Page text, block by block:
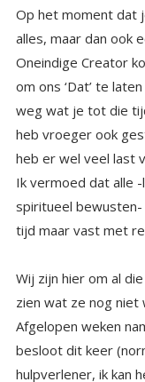
Op het moment dat
alles, maar dan
Oneindige Creator
om ons ‘Dat’ te
weg wat je tot die
heb vroeger ook
heb er wel veel last
Ik vermoed dat
spiritueel bewusten-
tijd maar vast met
Wij zijn hier om al
zien wat ze nog niet
Afgelopen weken
besloot dit keer
hulpverlener, ik
osteopaat te
Hypnose sessie. Ik
de energieën die
de afgelopen jaren
hulp van mijn
moet doen, ik hoef
maar het is nu
osteopathe kon
was, maar echt
anderen. Ze
had vastgezet in
harde bolletjes. Ze
veel mensen waren
weet dat alle
iedereen nu naar
zelf vanbinnen iets
aangepakt en
stromen. Douchen